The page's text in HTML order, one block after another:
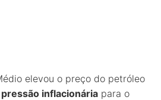
elevou o preço do petróleo
pressão inflacionária para o